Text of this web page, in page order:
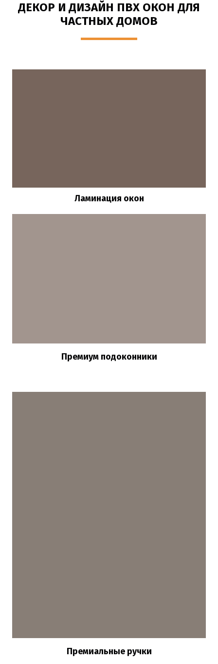
ДЕКОР И ДИЗАЙН ПВХ ОКОН ДЛЯ
ЧАСТНЫХ ДОМОВ
Ламинация окон
Премиум подоконники
Премиальные ручки